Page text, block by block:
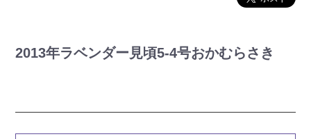
2013年ラベンダー見頃5-4号おかむらさき